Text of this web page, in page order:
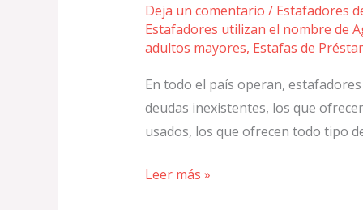
Deja un comentario / Estafadores
Estafadores utilizan el nombre de
adultos mayores, Estafas de
En todo el país operan,
deudas inexistentes, los que
usados, los que ofrecen todo tipo
Leer más »